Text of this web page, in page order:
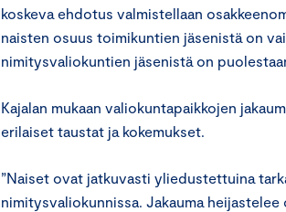
koskeva ehdotus valmistellaan
naisten osuus toimikuntien jäsenistä on
nimitysvaliokuntien jäsenistä on
Kajalan mukaan valiokuntapaikkojen
erilaiset taustat ja kokemukset.
”Naiset ovat jatkuvasti yliedustettuina
nimitysvaliokunnissa. Jakauma